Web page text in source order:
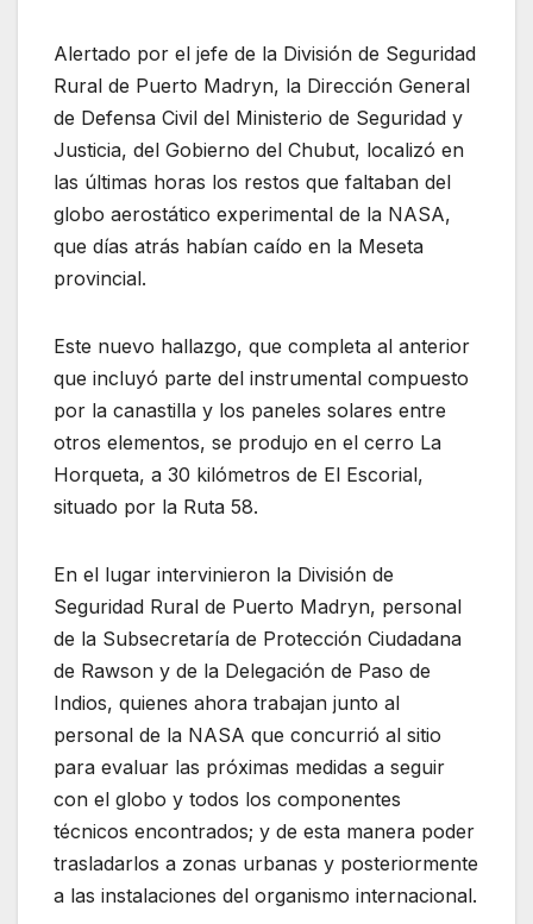
Alertado por el jefe de la División de Seguridad
Rural de Puerto Madryn, la Dirección General
de Defensa Civil del Ministerio de Seguridad y
Justicia, del Gobierno del Chubut, localizó en
las últimas horas los restos que faltaban del
globo aerostático experimental de la NASA,
que días atrás habían caído en la Meseta
provincial.
Este nuevo hallazgo, que completa al anterior
que incluyó parte del instrumental compuesto
por la canastilla y los paneles solares entre
otros elementos, se produjo en el cerro La
Horqueta, a 30 kilómetros de El Escorial,
situado por la Ruta 58.
En el lugar intervinieron la División de
Seguridad Rural de Puerto Madryn, personal
de la Subsecretaría de Protección Ciudadana
de Rawson y de la Delegación de Paso de
Indios, quienes ahora trabajan junto al
personal de la NASA que concurrió al sitio
para evaluar las próximas medidas a seguir
con el globo y todos los componentes
técnicos encontrados; y de esta manera poder
trasladarlos a zonas urbanas y posteriormente
a las instalaciones del organismo internacional.